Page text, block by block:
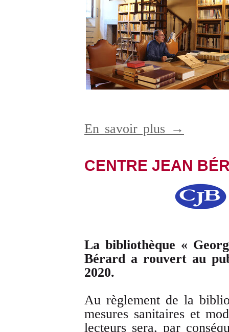
En savoir plus →
CENTRE JEAN
La bibliothèque «
Bérard a rouvert au
2020.
Au règlement de la
mesures sanitaires et
lecteurs sera, par